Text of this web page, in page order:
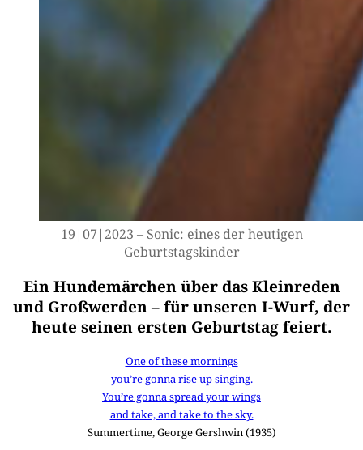
19|07|2023 – Sonic: eines der heu­ti­gen
Geburtstagskinder
Ein Hundemärchen über das Kleinreden
und Großwerden – für unseren I-Wurf, der
heute seinen ersten Geburtstag feiert.
One of the­se mornings
you’­re gon­na rise up singing.
You’­re gon­na spread your wings
and take, and take to the sky.
Sum­mer­ti­me, Geor­ge Gershwin (1935)